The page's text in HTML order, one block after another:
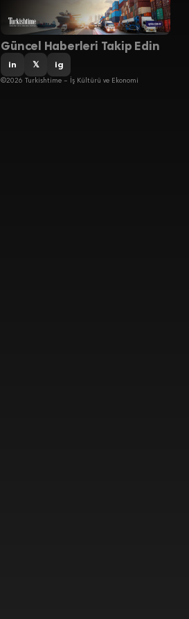
Güncel Haberleri Takip Edin
in 𝕏 ig
©2026 Turkishtime – İş Kültürü ve Ekonomi